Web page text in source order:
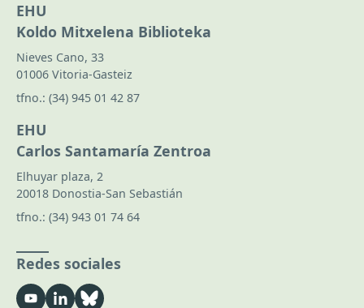
EHU
Koldo Mitxelena Biblioteka
Nieves Cano, 33
01006 Vitoria-Gasteiz
tfno.: (34) 945 01 42 87
EHU
Carlos Santamaría Zentroa
Elhuyar plaza, 2
20018 Donostia-San Sebastián
tfno.: (34) 943 01 74 64
Redes sociales